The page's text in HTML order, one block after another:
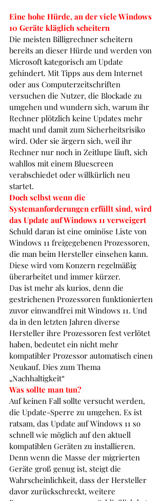
Eine hohe Hürde, an der viele Windows
10 Geräte kläglich scheitern
Die meisten Billigrechner scheitern
bereits an dieser Hürde und werden von
Microsoft kategorisch am Update
gehindert. Mit Tipps aus dem Internet
oder aus Computerzeitschriften
versuchen die Nutzer, die Blockade zu
umgehen und wundern sich, warum ihr
Rechner plötzlich keine Updates mehr
macht und damit zum Sicherheitsrisiko
wird. Oder sie ärgern sich, weil ihr
Rechner nur noch in Zeitlupe läuft, sich
wahllos mit einem Bluescreen
verabschiedet oder willkürlich neu
startet.
Doch selbst wenn die
Systemanforderungen erfüllt sind, wird
das Update auf Windows 11 verweigert
Schuld daran ist eine ominöse Liste von
Windows 11 freigegebenen Prozessoren,
die man beim Hersteller einsehen kann.
Diese wird vom Konzern regelmäßig
überarbeitet und immer kürzer.
Das ist mehr als kurios, denn die
gestrichenen Prozessoren funktionierten
zuvor einwandfrei mit Windows 11. Und
da in den letzten Jahren diverse
Hersteller ihre Prozessoren fest verlötet
haben, bedeutet ein nicht mehr
kompatibler Prozessor automatisch einen
Neukauf. Dies zum Thema
„Nachhaltigkeit“
Was sollte man tun?
Auf keinen Fall sollte versucht werden,
die Update-Sperre zu umgehen. Es ist
ratsam, das Update auf Windows 11 so
schnell wie möglich auf den aktuell
kompatiblen Geräten zu installieren.
Denn wenn die Masse der migrierten
Geräte groß genug ist, steigt die
Wahrscheinlichkeit, dass der Hersteller
davor zurückschreckt, weitere